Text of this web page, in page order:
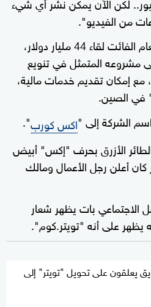
من الفيديو".
وبعد استحواذه على تويتر العام الفائت لقاء 44 مليار دولار،
مشروعه المتمثل في تنويع
مع إمكان تقديم خدمات مالية،
في الصين.
اكس كورب".
الأزرق بحرف "إكس" أبيض
أعلن رجل الأعمال ومالك
الاجتماعي بات يظهر شعار
يظهر على أنه "تويتر.كوم".
يعلقون على تحويل "تويتر" إلى